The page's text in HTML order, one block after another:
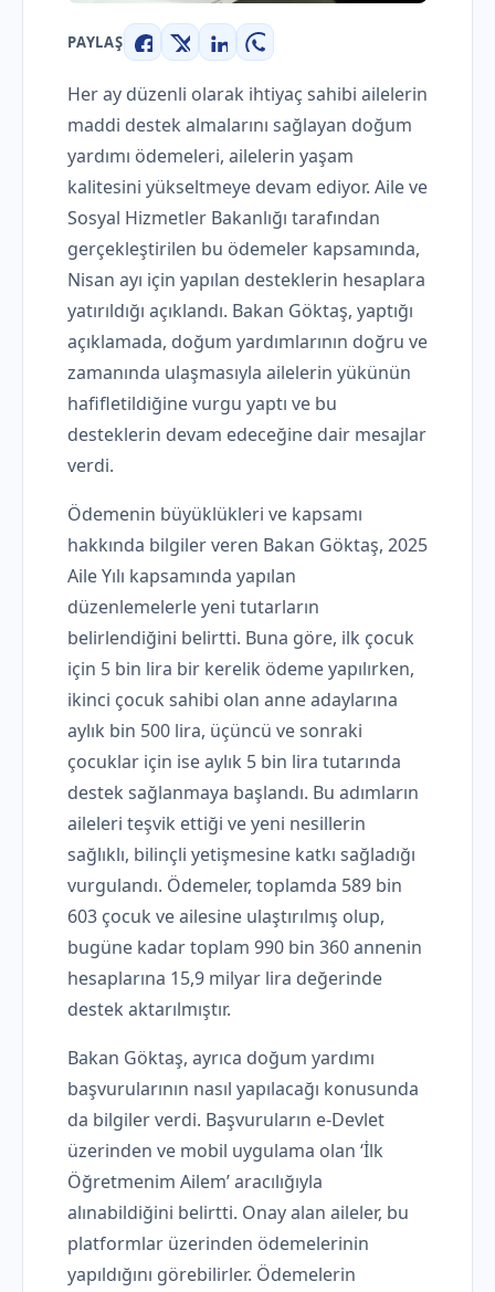
PAYLAŞ
Facebook
X LinkedInWhatsApp
Her ay düzenli olarak ihtiyaç sahibi ailelerin
maddi destek almalarını sağlayan doğum
yardımı ödemeleri, ailelerin yaşam
kalitesini yükseltmeye devam ediyor. Aile ve
Sosyal Hizmetler Bakanlığı tarafından
gerçekleştirilen bu ödemeler kapsamında,
Nisan ayı için yapılan desteklerin hesaplara
yatırıldığı açıklandı. Bakan Göktaş, yaptığı
açıklamada, doğum yardımlarının doğru ve
zamanında ulaşmasıyla ailelerin yükünün
hafifletildiğine vurgu yaptı ve bu
desteklerin devam edeceğine dair mesajlar
verdi.
Ödemenin büyüklükleri ve kapsamı
hakkında bilgiler veren Bakan Göktaş, 2025
Aile Yılı kapsamında yapılan
düzenlemelerle yeni tutarların
belirlendiğini belirtti. Buna göre, ilk çocuk
için 5 bin lira bir kerelik ödeme yapılırken,
ikinci çocuk sahibi olan anne adaylarına
aylık bin 500 lira, üçüncü ve sonraki
çocuklar için ise aylık 5 bin lira tutarında
destek sağlanmaya başlandı. Bu adımların
aileleri teşvik ettiği ve yeni nesillerin
sağlıklı, bilinçli yetişmesine katkı sağladığı
vurgulandı. Ödemeler, toplamda 589 bin
603 çocuk ve ailesine ulaştırılmış olup,
bugüne kadar toplam 990 bin 360 annenin
hesaplarına 15,9 milyar lira değerinde
destek aktarılmıştır.
Bakan Göktaş, ayrıca doğum yardımı
başvurularının nasıl yapılacağı konusunda
da bilgiler verdi. Başvuruların e-Devlet
üzerinden ve mobil uygulama olan ‘İlk
Öğretmenim Ailem’ aracılığıyla
alınabildiğini belirtti. Onay alan aileler, bu
platformlar üzerinden ödemelerinin
yapıldığını görebilirler. Ödemelerin